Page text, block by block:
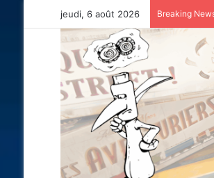
jeudi, 6 août 2026 Breaking